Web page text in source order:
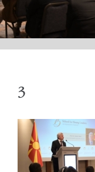
КАБИНЕТ
АКТИВНОСТИ
ОБРАЌАЊА
3